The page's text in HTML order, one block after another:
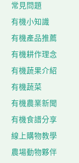
常見問題
有機小知識
有機產品推薦
有機耕作理念
有機蔬果介紹
有機蔬菜
有機農業新聞
有機食譜分享
線上購物教學
農場動物夥伴